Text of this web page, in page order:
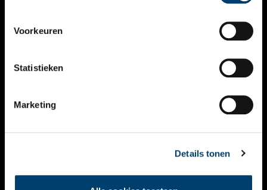
Voorkeuren
Statistieken
Marketing
Details tonen
KALENDER
THEMA’S
VIDEO’S
CONTACT